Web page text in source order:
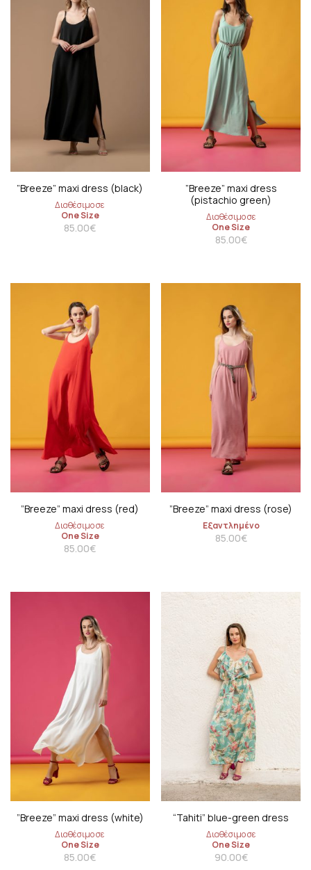
”Breeze” maxi dress (black)
Διαθέσιμο σε
One Size
85.00€
”Breeze” maxi dress
(pistachio green)
Διαθέσιμο σε
One Size
85.00€
”Breeze” maxi dress (red)
Διαθέσιμο σε
One Size
85.00€
”Breeze” maxi dress (rose)
Εξαντλημένο
85.00€
”Breeze” maxi dress (white)
Διαθέσιμο σε
One Size
85.00€
“Tahiti” blue-green dress
Διαθέσιμο σε
One Size
90.00€